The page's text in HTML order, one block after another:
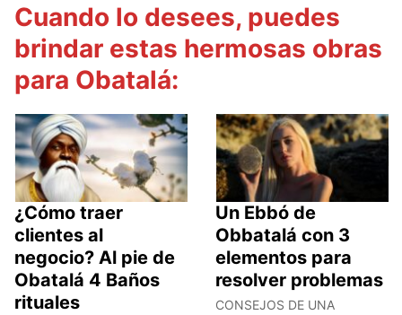
Cuando lo desees, puedes
brindar estas hermosas obras
para Obatalá:
¿Cómo traer
clientes al
negocio? Al pie de
Obatalá 4 Baños
rituales
Un Ebbó de
Obbatalá con 3
elementos para
resolver problemas
CONSEJOS DE UNA